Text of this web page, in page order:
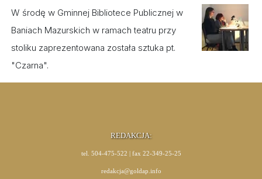
W środę w Gminnej Bibliotece Publicznej w
Baniach Mazurskich w ramach teatru przy
stoliku zaprezentowana została sztuka pt.
"Czarna".
REDAKCJA:
tel. 504-475-522 | fax 22-349-25-25
redakcja@goldap.info